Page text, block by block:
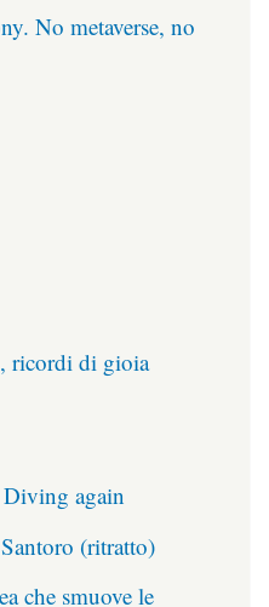
No metaverse, no
ricordi di gioia
again
(ritratto)
che smuove le